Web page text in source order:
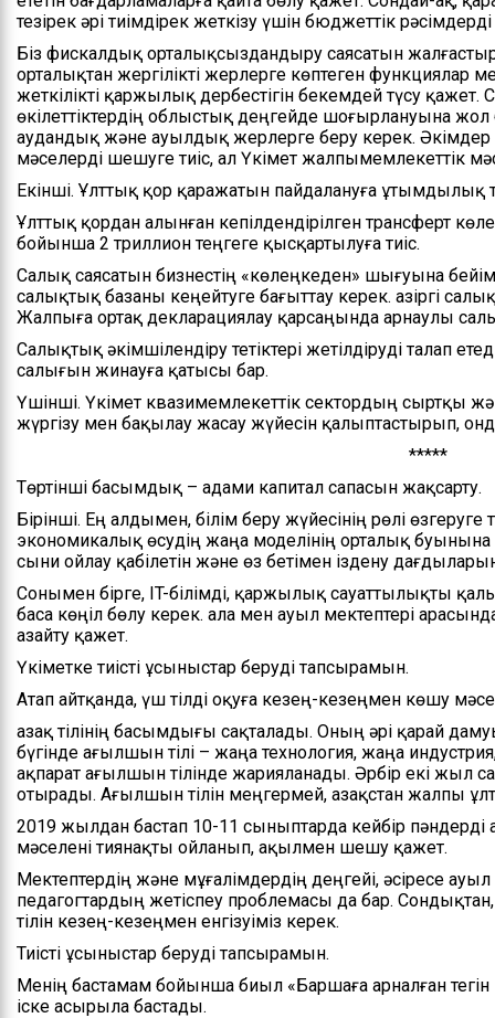
тезірек әрі тиімдірек жеткізу үшін бюджеттік
Біз фискалдық орталықсыздандыру саясатын
орталықтан жергілікті жерлерге көптеген функциялар
жеткілікті қаржылық дербестігін бекемдей түсу
өкілеттіктердің облыстық деңгейде шоғырлануына
аудандық және ауылдық жерлерге беру керек. Әкімдер
мәселерді шешуге тиіс, ал Үкімет жалпымемлекеттік
Екінші. Ұлттық қор қаражатын пайдалануға ұтымдылық
Ұлттық қордан алынған кепілдендірілген трансферт
бойынша 2 триллион теңгеге қысқартылуға тиіс.
Салық саясатын бизнестің «көлеңкеден» шығуына
салықтық базаны кеңейтуге бағыттау керек. Қазіргі
Жалпыға ортақ декларациялау қарсаңында арнаулы
Салықтық әкімшілендіру тетіктері жетілдіруді талап
салығын жинауға қатысы бар.
Үшінші. Үкімет квазимемлекеттік сектордың сыртқы
жүргізу мен бақылау жасау жүйесін қалыптастырып,
*****
Төртінші басымдық – адами капитал сапасын жақсарту.
Бірінші. Ең алдымен, білім беру жүйесінің рөлі өзгеруге
экономикалық өсудің жаңа моделінің орталық
сыни ойлау қабілетін және өз бетімен іздену
Сонымен бірге, IT-білімді, қаржылық сауаттылықты
баса көңіл бөлу керек. Қала мен ауыл мектептері
азайту қажет.
Үкіметке тиісті ұсыныстар беруді тапсырамын.
Атап айтқанда, үш тілді оқуға кезең-кезеңмен көшу
Қазақ тілінің басымдығы сақталады. Оның әрі қарай
бүгінде ағылшын тілі – жаңа технология, жаңа индустрия,
ақпарат ағылшын тілінде жарияланады. Әрбір екі жыл
отырады. Ағылшын тілін меңгермей, Қазақстан жалпы
2019 жылдан бастап 10-11 сыныптарда кейбір
мәселені тиянақты ойланып, ақылмен шешу қажет.
Мектептердің және мұғалімдердің деңгейі, әсіресе ауыл
педагогтардың жетіспеу проблемасы да бар.
тілін кезең-кезеңмен енгізуіміз керек.
Тиісті ұсыныстар беруді тапсырамын.
Менің бастамам бойынша биыл «Баршаға арналған тегін
іске асырыла бастады.